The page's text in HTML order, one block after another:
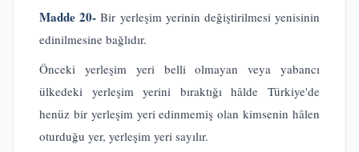
Madde 20- Bir yerleşim yerinin değiştirilmesi yenisinin
edinilmesine bağlıdır.
Önceki yerleşim yeri belli olmayan veya yabancı
ülkedeki yerleşim yerini bıraktığı hâlde Türkiye'de
henüz bir yerleşim yeri edinmemiş olan kimsenin hâlen
oturduğu yer, yerleşim yeri sayılır.